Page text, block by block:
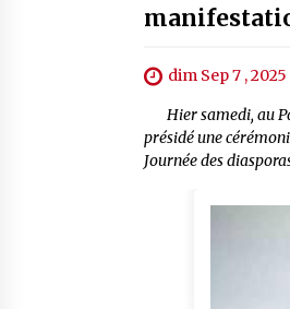
dim Sep 7 , 2025
Hier samedi, au
présidé une
Journée des